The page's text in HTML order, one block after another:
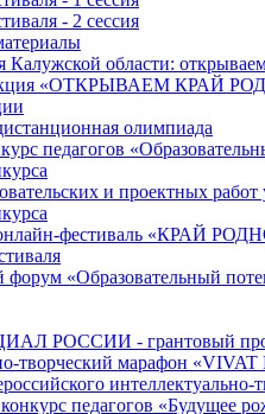
- 2 сессия
Калужской области:
акция «ОТКРЫВАЕМ КРАЙ
олимпиада
педагогов
и проектных
онлайн-фестиваль «КРАЙ
форум «Образовательный
РОССИИ - грантовый
творческий марафон
педагогов «Будущее